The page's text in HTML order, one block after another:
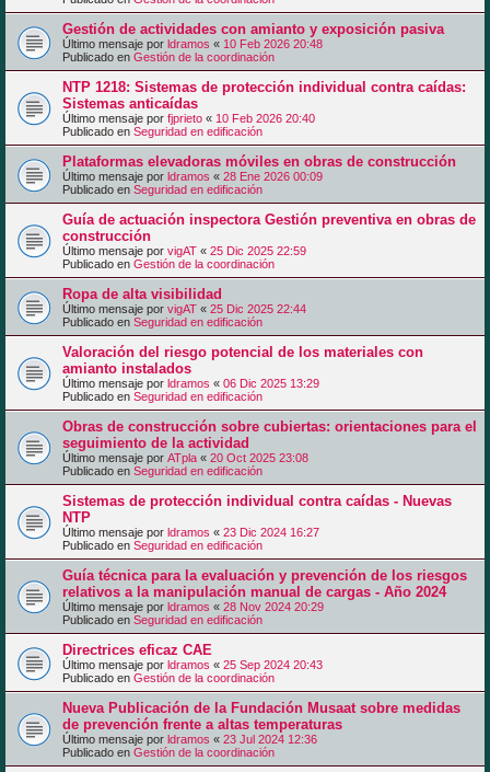
Gestión de actividades con amianto y exposición pasiva
Último mensaje por ldramos « 10 Feb 2026 20:48
Publicado en Gestión de la coordinación
NTP 1218: Sistemas de protección individual contra caídas:
Sistemas anticaídas
Último mensaje por fjprieto « 10 Feb 2026 20:40
Publicado en Seguridad en edificación
Plataformas elevadoras móviles en obras de construcción
Último mensaje por ldramos « 28 Ene 2026 00:09
Publicado en Seguridad en edificación
Guía de actuación inspectora Gestión preventiva en obras de
construcción
Último mensaje por vigAT « 25 Dic 2025 22:59
Publicado en Gestión de la coordinación
Ropa de alta visibilidad
Último mensaje por vigAT « 25 Dic 2025 22:44
Publicado en Seguridad en edificación
Valoración del riesgo potencial de los materiales con
amianto instalados
Último mensaje por ldramos « 06 Dic 2025 13:29
Publicado en Seguridad en edificación
Obras de construcción sobre cubiertas: orientaciones para el
seguimiento de la actividad
Último mensaje por ATpla « 20 Oct 2025 23:08
Publicado en Seguridad en edificación
Sistemas de protección individual contra caídas - Nuevas
NTP
Último mensaje por ldramos « 23 Dic 2024 16:27
Publicado en Seguridad en edificación
Guía técnica para la evaluación y prevención de los riesgos
relativos a la manipulación manual de cargas - Año 2024
Último mensaje por ldramos « 28 Nov 2024 20:29
Publicado en Seguridad en edificación
Directrices eficaz CAE
Último mensaje por ldramos « 25 Sep 2024 20:43
Publicado en Gestión de la coordinación
Nueva Publicación de la Fundación Musaat sobre medidas
de prevención frente a altas temperaturas
Último mensaje por ldramos « 23 Jul 2024 12:36
Publicado en Gestión de la coordinación